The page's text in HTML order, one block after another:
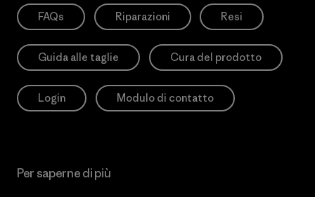
FAQs Riparazioni Resi
Guida alle taglie Cura del prodotto
Login Modulo di contatto
Per saperne di più